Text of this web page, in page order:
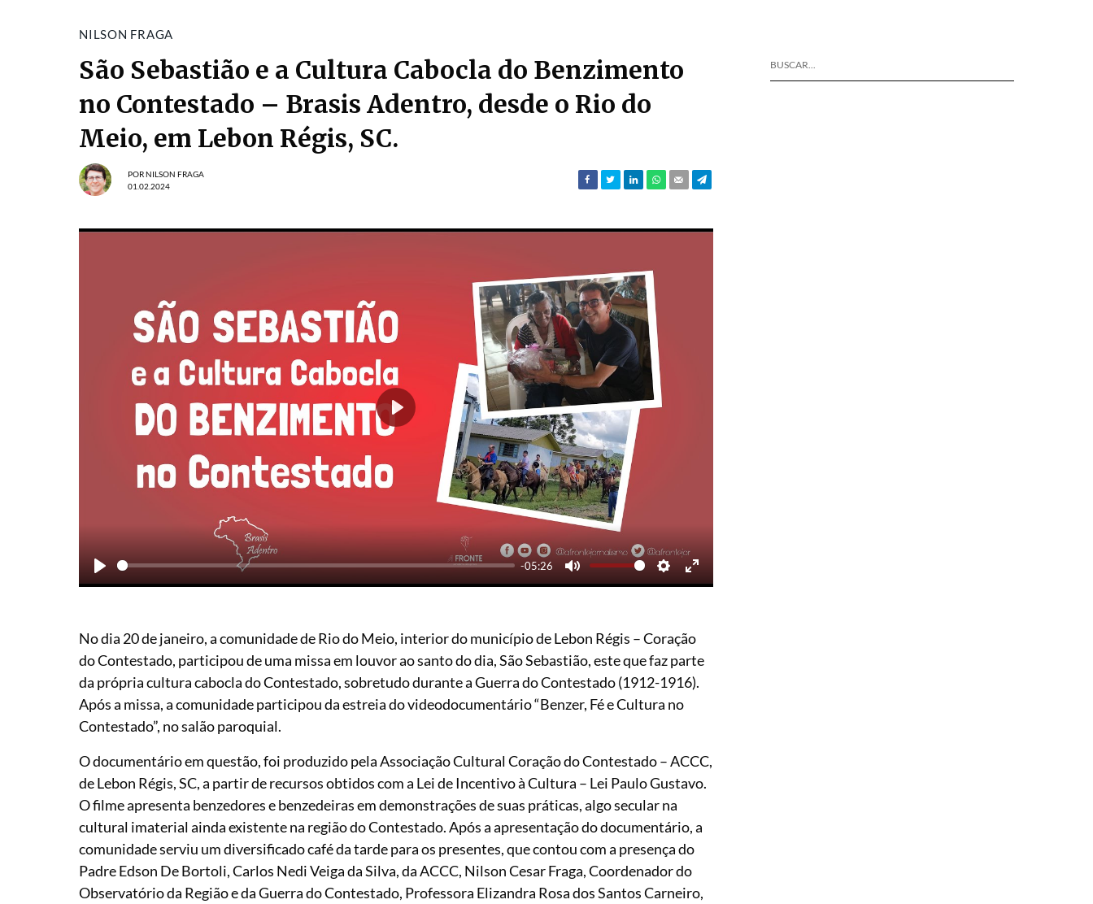
NILSON FRAGA
São Sebastião e a Cultura Cabocla do Benzimento
no Contestado – Brasis Adentro, desde o Rio do
Meio, em Lebon Régis, SC.
PORNILSON FRAGA
01.02.2024
Play
-05:26
Mute Settings
Enter
Play
No dia 20 de janeiro, a comunidade de Rio do Meio, interior do município de Lebon Régis – Coração
do Contestado, participou de uma missa em louvor ao santo do dia, São Sebastião, este que faz parte
da própria cultura cabocla do Contestado, sobretudo durante a Guerra do Contestado (1912-1916).
Após a missa, a comunidade participou da estreia do videodocumentário “Benzer, Fé e Cultura no
Contestado”, no salão paroquial.
O documentário em questão, foi produzido pela Associação Cultural Coração do Contestado – ACCC,
de Lebon Régis, SC, a partir de recursos obtidos com a Lei de Incentivo à Cultura – Lei Paulo Gustavo.
O filme apresenta benzedores e benzedeiras em demonstrações de suas práticas, algo secular na
cultural imaterial ainda existente na região do Contestado. Após a apresentação do documentário, a
comunidade serviu um diversificado café da tarde para os presentes, que contou com a presença do
Padre Edson De Bortoli, Carlos Nedi Veiga da Silva, da ACCC, Nilson Cesar Fraga, Coordenador do
Observatório da Região e da Guerra do Contestado, Professora Elizandra Rosa dos Santos Carneiro,